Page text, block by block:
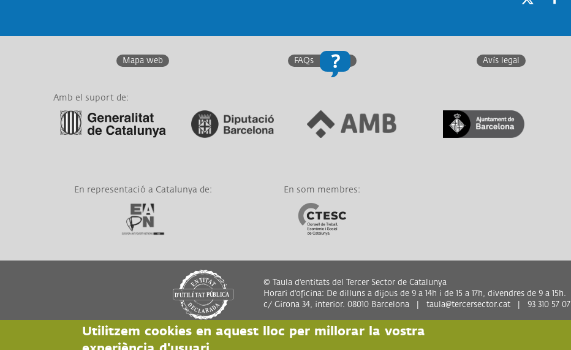
Mapa web FAQs Avís legal
Amb el suport de:
Link a Generalitat de
Catalunya
Link a Diputació de
Barcelona
Link a Àrea Metropolitana
de Barcelona
Link a Generalitat de
Catalunya
En representació a Catalunya de:
Link a EAPN En som membres:
Link a CTESC
© Taula d'entitats del Tercer Sector de Catalunya
Horari d'oficina: De dilluns a dijous de 9 a 14h i de 15 a 17h, divendres de 9 a 15h.
c/ Girona 34, interior. 08010 Barcelona | taula@tercersector.cat | 93 310 57 07
Utilitzem cookies en aquest lloc per millorar la vostra